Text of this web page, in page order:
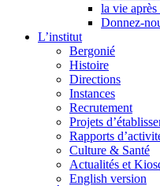
la vie après
Donnez-
L’institut
Bergonié
Histoire
Directions
Instances
Recrutement
Projets
Rapports
Culture & Santé
Actualités et
English version